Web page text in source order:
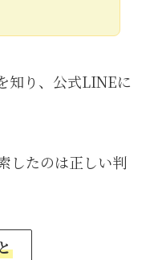
知り、公式LINEに
したのは正しい判